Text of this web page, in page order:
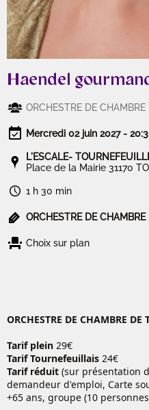
Haendel
ORCHESTRE DE
Mercredi 02 juin 2027 -
L'ESCALE-
Place de la Mairie 31170
1 h 30 min
ORCHESTRE DE CHAMBRE
Choix sur plan
ORCHESTRE DE CHAMBRE DE
Tarif plein29€
Tarif Tournefeuillais24€
Tarif réduit(sur présentation
demandeur d'emploi, Carte
+65 ans, groupe (10